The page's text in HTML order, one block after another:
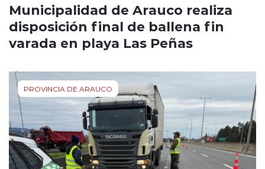
Municipalidad de Arauco realiza
disposición final de ballena fin
varada en playa Las Peñas
PROVINCIA DE ARAUCO